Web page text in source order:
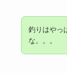
釣りはやっ
な。。。